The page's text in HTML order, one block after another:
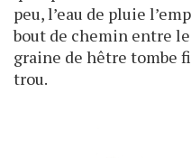
peu, l’eau de pluie
bout de chemin entre
graine de hêtre tombe
trou.